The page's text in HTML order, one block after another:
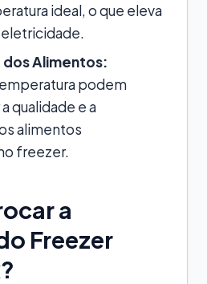
ideal, o que eleva
Alimentos:
podem
qualidade e a
alimentos
freezer.
a
Freezer